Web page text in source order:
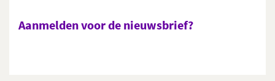
Aanmelden voor de nieuwsbrief?